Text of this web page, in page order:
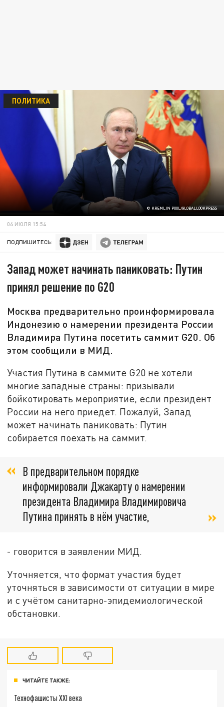
© KREMLIN POOL/GLOBALLOOKPRESS
ПОЛИТИКА
06 ИЮЛЯ 15:54
ПОДПИШИТЕСЬ:
Запад может начинать паниковать: Путин
принял решение по G20
Москва предварительно проинформировала
Индонезию о намерении президента России
Владимира Путина посетить саммит G20. Об
этом сообщили в МИД.
Участия Путина в саммите G20 не хотели
многие западные страны: призывали
бойкотировать мероприятие, если президент
России на него приедет. Пожалуй, Запад
может начинать паниковать: Путин
собирается поехать на саммит.
В предварительном порядке
информировали Джакарту о намерении
президента Владимира Владимировича
Путина принять в нём участие,
- говорится в заявлении МИД.
Уточняется, что формат участия будет
уточняться в зависимости от ситуации в мире
и с учётом санитарно-эпидемиологической
обстановки.
ЧИТАЙТЕ ТАКЖЕ:
Технофашисты XXI века